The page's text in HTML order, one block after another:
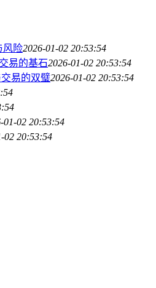
风险2026-01-02 20:53:54
易的基石2026-01-02 20:53:54
易的双璧2026-01-02 20:53:54
01-02 20:53:54
02 20:53:54